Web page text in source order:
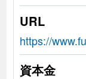
URL
https://
資本金